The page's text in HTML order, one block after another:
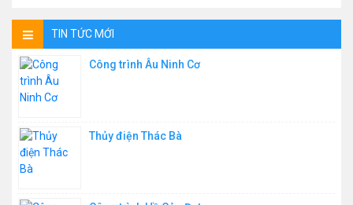
TIN TỨC MỚI
Công trình Âu Ninh Cơ
Thủy điện Thác Bà